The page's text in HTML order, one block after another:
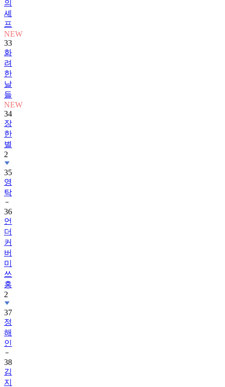
의
셰
프
NEW
33
화
려
한
날
들
NEW
34
장
한
별
2
35
영
탁
36
언
더
커
버
미
쓰
홍
2
37
정
해
인
38
김
지